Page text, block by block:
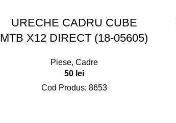
URECHE CADRU CUBE
MTB X12 DIRECT (18-05605)
Piese, Cadre
50 lei
Cod Produs: 8653